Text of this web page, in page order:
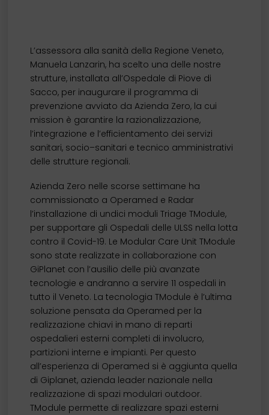
L’assessora alla sanità della Regione Veneto,
Manuela Lanzarin, ha scelto una delle nostre
strutture, installata all’Ospedale di Piove di
Sacco, per inaugurare il programma di
prevenzione avviato da Azienda Zero, la cui
mission è garantire la razionalizzazione,
l’integrazione e l’efficientamento dei servizi
sanitari, socio–sanitari e tecnico amministrativi
delle strutture regionali.
Azienda Zero nelle scorse settimane ha
commissionato a Operamed e Radar
l’installazione di undici moduli Triage TModule,
per supportare gli Ospedali delle ULSS nella lotta
contro il Covid-19. Le Modular Care Unit TModule
sono state realizzate in collaborazione con
GiPlanet con l’ausilio delle più avanzate
tecnologie e andranno a servire 11 ospedali in
tutto il Veneto. La tecnologia TModule è l’ultima
soluzione pensata da Operamed per la
realizzazione chiavi in mano di reparti
ospedalieri esterni completi di involucro,
partizioni interne e impianti. Per questo
all’esperienza di Operamed si è aggiunta quella
di Giplanet, azienda leader nazionale nella
realizzazione di spazi modulari outdoor.
TModule permette di realizzare spazi esterni